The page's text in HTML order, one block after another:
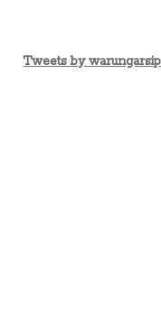
Tweets by warungarsip